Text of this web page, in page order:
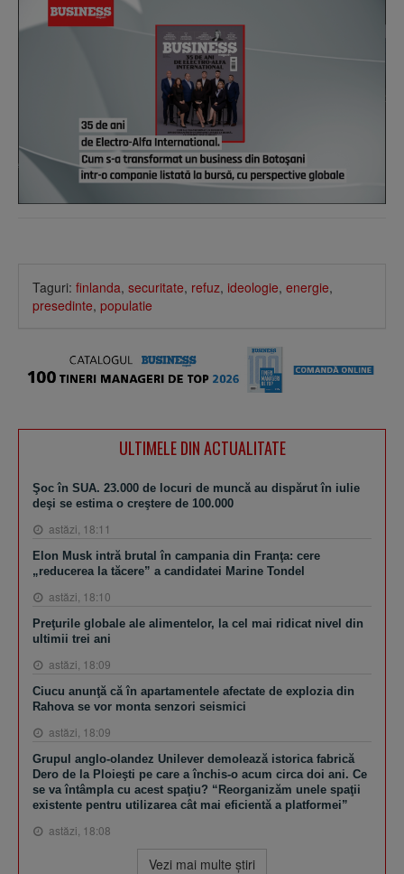
Taguri: finlanda, securitate, refuz, ideologie, energie,
presedinte, populatie
ULTIMELE DIN ACTUALITATE
Şoc în SUA. 23.000 de locuri de muncă au dispărut în iulie
deşi se estima o creştere de 100.000
astăzi, 18:11
Elon Musk intră brutal în campania din Franţa: cere
„reducerea la tăcere” a candidatei Marine Tondel
astăzi, 18:10
Preţurile globale ale alimentelor, la cel mai ridicat nivel din
ultimii trei ani
astăzi, 18:09
Ciucu anunţă că în apartamentele afectate de explozia din
Rahova se vor monta senzori seismici
astăzi, 18:09
Grupul anglo-olandez Unilever demolează istorica fabrică
Dero de la Ploieşti pe care a închis-o acum circa doi ani. Ce
se va întâmpla cu acest spaţiu? “Reorganizăm unele spaţii
existente pentru utilizarea cât mai eficientă a platformei”
astăzi, 18:08
Vezi mai multe ştiri